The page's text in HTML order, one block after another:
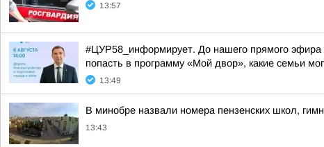
13:57
#ЦУР58_информирует. До нашего прямого эфира
попасть в программу «Мой двор», какие семьи
13:49
В минобре назвали номера пензенских школ,
13:43